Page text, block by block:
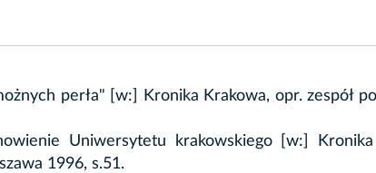
perła" [w:] Kronika Krakowa, opr. zespół
Uniwersytetu krakowskiego [w:]
1996, s.51.